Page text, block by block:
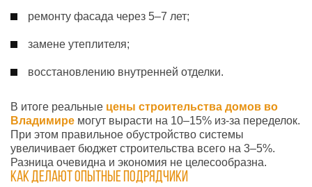
ремонту фасада через 5–7 лет;
замене утеплителя;
восстановлению внутренней отделки.
В итоге реальные цены строительства домов во
Владимире могут вырасти на 10–15% из-за переделок.
При этом правильное обустройство системы
увеличивает бюджет строительства всего на 3–5%.
Разница очевидна и экономия не целесообразна.
Как делают опытные подрядчики